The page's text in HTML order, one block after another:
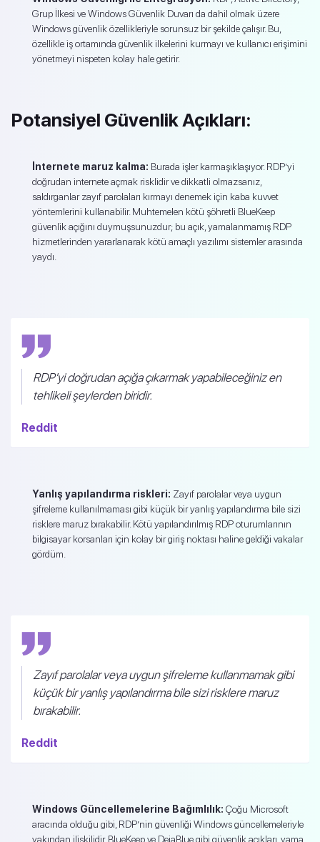
Grup İlkesi ve Windows Güvenlik Duvarı da dahil olmak üzere
Windows güvenlik özellikleriyle sorunsuz bir şekilde çalışır. Bu,
özellikle iş ortamında güvenlik ilkelerini kurmayı ve kullanıcı erişimini
yönetmeyi nispeten kolay hale getirir.
Potansiyel Güvenlik Açıkları:
İnternete maruz kalma: Burada işler karmaşıklaşıyor. RDP’yi
doğrudan internete açmak risklidir ve dikkatli olmazsanız,
saldırganlar zayıf parolaları kırmayı denemek için kaba kuvvet
yöntemlerini kullanabilir. Muhtemelen kötü şöhretli BlueKeep
güvenlik açığını duymuşsunuzdur; bu açık, yamalanmamış RDP
hizmetlerinden yararlanarak kötü amaçlı yazılımı sistemler arasında
yaydı.
RDP'yi doğrudan açığa çıkarmak yapabileceğiniz en
tehlikeli şeylerden biridir.
Reddit
Yanlış yapılandırma riskleri: Zayıf parolalar veya uygun
şifreleme kullanılmaması gibi küçük bir yanlış yapılandırma bile sizi
risklere maruz bırakabilir. Kötü yapılandırılmış RDP oturumlarının
bilgisayar korsanları için kolay bir giriş noktası haline geldiği vakalar
gördüm.
Zayıf parolalar veya uygun şifreleme kullanmamak gibi
küçük bir yanlış yapılandırma bile sizi risklere maruz
bırakabilir.
Reddit
Windows Güncellemelerine Bağımlılık: Çoğu Microsoft
aracında olduğu gibi, RDP’nin güvenliği Windows güncellemeleriyle
yakından ilişkilidir. BlueKeep ve DejaBlue gibi güvenlik açıkları, yama